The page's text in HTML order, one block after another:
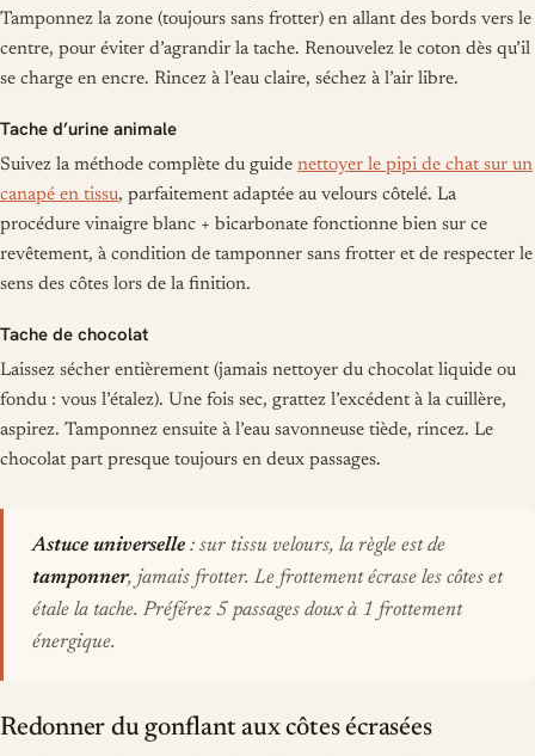
Tamponnez la zone (toujours sans frotter) en allant des bords vers le
centre, pour éviter d’agrandir la tache. Renouvelez le coton dès qu’il
se charge en encre. Rincez à l’eau claire, séchez à l’air libre.
Tache d’urine animale
Suivez la méthode complète du guide nettoyer le pipi de chat sur un
canapé en tissu, parfaitement adaptée au velours côtelé. La
procédure vinaigre blanc + bicarbonate fonctionne bien sur ce
revêtement, à condition de tamponner sans frotter et de respecter le
sens des côtes lors de la finition.
Tache de chocolat
Laissez sécher entièrement (jamais nettoyer du chocolat liquide ou
fondu : vous l’étalez). Une fois sec, grattez l’excédent à la cuillère,
aspirez. Tamponnez ensuite à l’eau savonneuse tiède, rincez. Le
chocolat part presque toujours en deux passages.
Astuce universelle : sur tissu velours, la règle est de
tamponner, jamais frotter. Le frottement écrase les côtes et
étale la tache. Préférez 5 passages doux à 1 frottement
énergique.
Redonner du gonflant aux côtes écrasées